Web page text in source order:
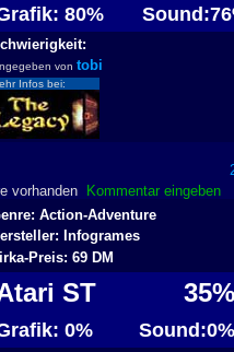
80%
von tobi
Infos bei:
vorhanden
Kommentar eingeben
Action-Adventure
Infogrames
Preis: 69 DM
ST 35%
0% Sound:0%